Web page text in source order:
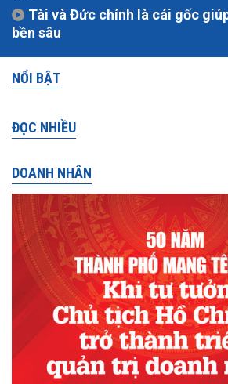
Tài và Đức chính là cái gốc
bền sâu
NỔI BẬT
ĐỌC NHIỀU
DOANH NHÂN